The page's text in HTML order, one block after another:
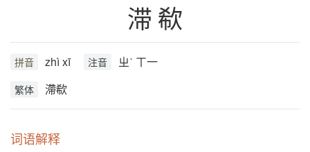
滞欷
拼音 zhì xī 注音 ㄓˋ ㄒ一
繁体 滯欷
词语解释